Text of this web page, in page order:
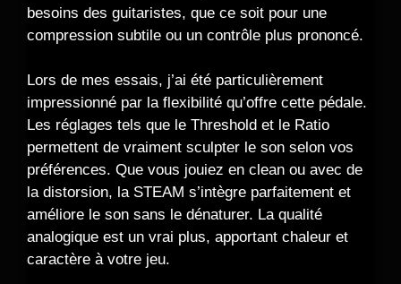
besoins des guitaristes, que ce soit pour une
compression subtile ou un contrôle plus prononcé.
Lors de mes essais, j’ai été particulièrement
impressionné par la flexibilité qu’offre cette pédale.
Les réglages tels que le Threshold et le Ratio
permettent de vraiment sculpter le son selon vos
préférences. Que vous jouiez en clean ou avec de
la distorsion, la STEAM s’intègre parfaitement et
améliore le son sans le dénaturer. La qualité
analogique est un vrai plus, apportant chaleur et
caractère à votre jeu.